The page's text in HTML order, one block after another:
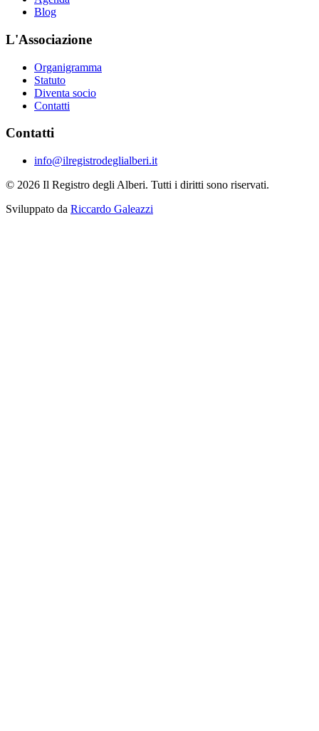
Blog
L'Associazione
Organigramma
Statuto
Diventa socio
Contatti
Contatti
info@ilregistrodeglialberi.it
© 2026 Il Registro degli Alberi. Tutti i diritti sono riservati.
Sviluppato da Riccardo Galeazzi